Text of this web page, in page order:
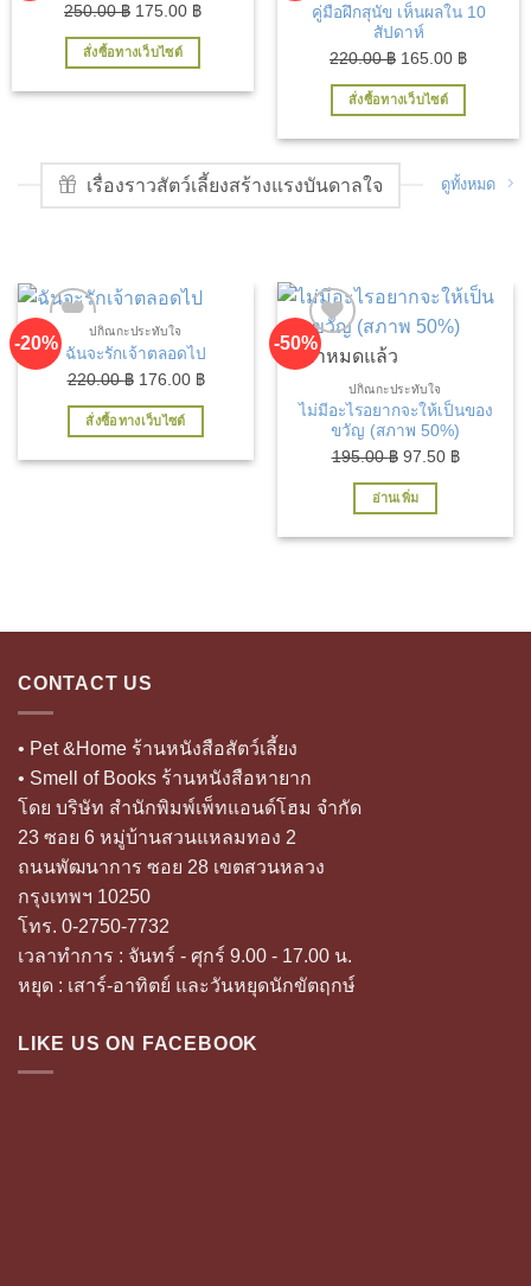
เพิ่มในรายการที่ชื่นชอบ
250.00฿ Original
price
was:
175.00 ฿Current
สั่งซื้อทางเว็บไซต์
เพิ่มในรายการที่ชื่นชอบ
คู่มือฝึกสุนัข เห็นผลใน 10
สัปดาห์
220.00฿ Original
price
was:
165.00 ฿Current
สั่งซื้อทางเว็บไซต์
เรื่องราวสัตว์เลี้ยงสร้างแรงบันดาลใจ ดูทั้งหมด
-20%
ปกิณกะประทับใจ
ฉันจะรักเจ้าตลอดไป
220.00฿ Original
price
was:
176.00 ฿Current
price
สั่งซื้อทางเว็บไซต์
-50%
สินค้าหมดแล้ว
ปกิณกะประทับใจ
ไม่มีอะไรอยากจะให้เป็นของ
ขวัญ (สภาพ 50%)
195.00฿ Original
price
was:
97.50 ฿Current
อ่านเพิ่ม
CONTACT US
• Pet &Home ร้านหนังสือสัตว์เลี้ยง
• Smell of Books ร้านหนังสือหายาก
โดย บริษัท สำนักพิมพ์เพ็ทแอนด์โฮม จำกัด
23 ซอย 6 หมู่บ้านสวนแหลมทอง 2
ถนนพัฒนาการ ซอย 28 เขตสวนหลวง
กรุงเทพฯ 10250
โทร. 0-2750-7732
เวลาทำการ : จันทร์ - ศุกร์ 9.00 - 17.00 น.
หยุด : เสาร์-อาทิตย์ และวันหยุดนักขัตฤกษ์
LIKE US ON FACEBOOK